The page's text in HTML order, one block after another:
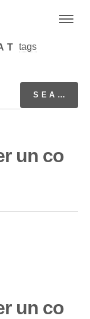
tags
un co
un co